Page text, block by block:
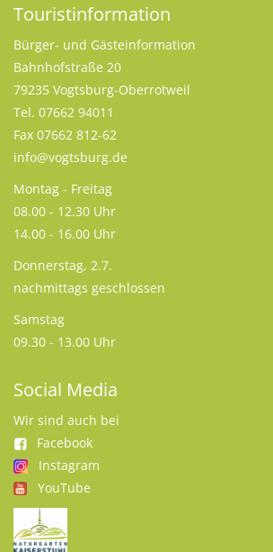
Touristinformation
Bürger- und Gästeinformation
Bahnhofstraße 20
79235 Vogtsburg-Oberrotweil
Tel. 07662 94011
Fax 07662 812-62
info@vogtsburg.de
Montag - Freitag
08.00 - 12.30 Uhr
14.00 - 16.00 Uhr
Donnerstag, 2.7.
nachmittags geschlossen
Samstag
09.30 - 13.00 Uhr
Social Media
Wir sind auch bei
Facebook
Instagram
YouTube